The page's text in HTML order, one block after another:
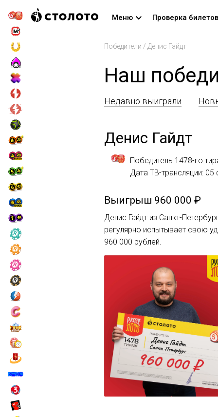
Меню Проверка билетов
Победители / Денис Гайдт
Наш
Недавно выиграли
Денис Гайдт
Победитель 1478-го
Дата ТВ-трансляции:
Выигрыш 960 000 ₽
Денис Гайдт из Санкт-
регулярно испытывает свою
960 000 рублей.